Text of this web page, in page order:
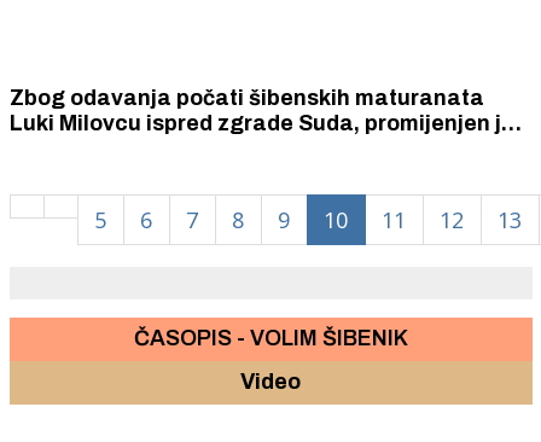
Zbog odavanja počati šibenskih maturanata
Luki Milovcu ispred zgrade Suda, promijenjen je
5 6 7 8 9 10 11 12 13
ČASOPIS - VOLIM ŠIBENIK
Video